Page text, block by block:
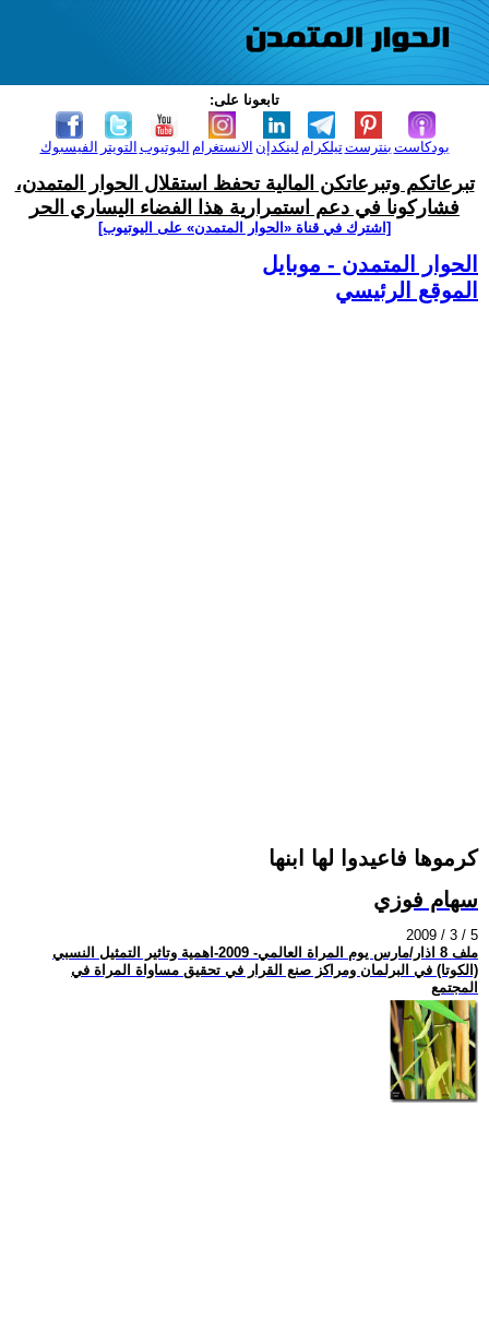
تابعونا على:
الفيسبوك التويتر اليوتيوب الانستغرام لينكدإن تيلكرامبنترست بودكاست
تبرعاتكم وتبرعاتكن المالية تحفظ استقلال الحوار المتمدن،
فشاركونا في دعم استمرارية هذا الفضاء اليساري الحر
[اشترك في قناة ‫«الحوار المتمدن» على اليوتيوب]
الحوار المتمدن - موبايل
الموقع الرئيسي
كرموها فاعيدوا لها ابنها
سهام فوزي
2009 / 3 / 5
ملف 8 اذار/مارس يوم المراة العالمي- 2009-اهمية وتاثير التمثيل النسبي
(الكوتا) في البرلمان ومراكز صنع القرار في تحقيق مساواة المراة في
المجتمع